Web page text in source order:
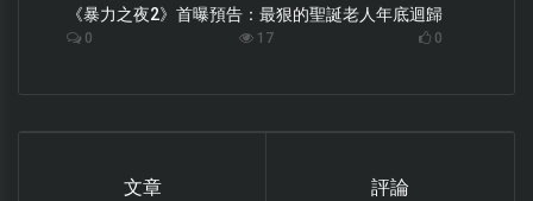
《暴力之夜2》首曝預告：最狠的聖誕老人年底迴歸
0 17 0
文章
評論